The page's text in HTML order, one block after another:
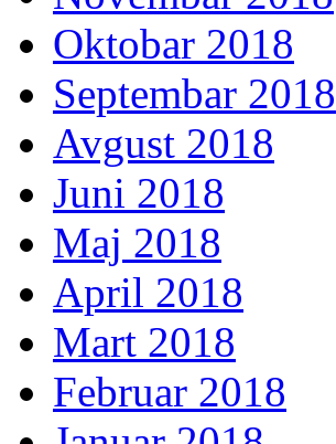
Oktobar 2018
Septembar 2018
Avgust 2018
Juni 2018
Maj 2018
April 2018
Mart 2018
Februar 2018